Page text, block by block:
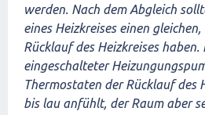
werden. Nach dem Abgleich
eines Heizkreises einen
Rücklauf des Heizkreises
eingeschalteter
Thermostaten der Rücklauf des
bis lau anfühlt, der Raum aber